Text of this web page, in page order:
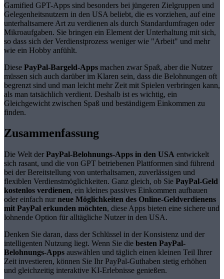
Gamified GPT-Apps sind besonders bei jüngeren Zielgruppen und
Gelegenheitsnutzern in den USA beliebt, die es vorziehen, auf eine
unterhaltsamere Art zu verdienen als durch Standardumfragen oder
Mikroaufgaben. Sie bringen ein Element der Unterhaltung mit sich,
so dass sich der Verdienstprozess weniger wie "Arbeit" und mehr
wie ein Hobby anfühlt.
Diese PayPal-Bargeld-Apps machen zwar Spaß, aber die Nutzer
müssen sich auch darüber im Klaren sein, dass die Belohnungen oft
begrenzt sind und man leicht mehr Zeit mit Spielen verbringen kann,
als man tatsächlich verdient. Deshalb ist es wichtig, ein
Gleichgewicht zwischen Spaß und beständigem Einkommen zu
finden.
Zusammenfassung
Die Welt der PayPal-Belohnungs-Apps in den USA entwickelt
sich rasant, und die von GPT betriebenen Plattformen sind führend
bei der Bereitstellung von unterhaltsamen, zuverlässigen und
flexiblen Verdienstmöglichkeiten. Ganz gleich, ob Sie PayPal-Geld
kostenlos verdienen, ein kleines passives Einkommen aufbauen
oder einfach nur neue Möglichkeiten des Online-Geldverdienens
mit PayPal erkunden möchten, diese Apps bieten eine sichere und
lohnende Option für alltägliche Nutzer in den USA.
Denken Sie daran, dass der Schlüssel in der Konsistenz und der
intelligenten Nutzung liegt. Wenn Sie die besten PayPal-
Belohnungs-Apps auswählen und täglich einen kleinen Teil Ihrer
Zeit investieren, können Sie Ihr PayPal-Guthaben stetig erhöhen
und gleichzeitig interaktive KI-Erlebnisse genießen.